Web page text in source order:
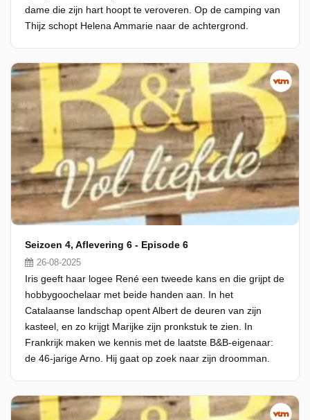
dame die zijn hart hoopt te veroveren. Op de camping van
Thijz schopt Helena Ammarie naar de achtergrond.
Seizoen 4, Aflevering 6 - Episode 6
26-08-2025
Iris geeft haar logee René een tweede kans en die grijpt de
hobbygoochelaar met beide handen aan. In het
Catalaanse landschap opent Albert de deuren van zijn
kasteel, en zo krijgt Marijke zijn pronkstuk te zien. In
Frankrijk maken we kennis met de laatste B&B-eigenaar:
de 46-jarige Arno. Hij gaat op zoek naar zijn droomman.